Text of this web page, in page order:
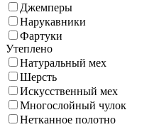
Джемперы
Нарукавники
Фартуки
Утеплено
Натуральный мех
Шерсть
Искусственный мех
Многослойный чулок
Нетканное полотно